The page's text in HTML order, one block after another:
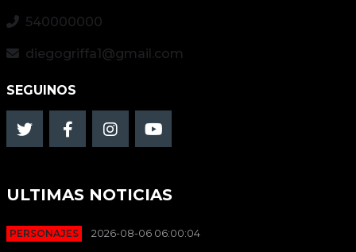
540000000
diegogriffa1@gmail.com
SEGUINOS
ULTIMAS NOTICIAS
PERSONAJES 2026-08-06 06:00:04